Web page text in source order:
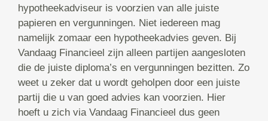
hypotheekadviseur is voorzien van alle juiste
papieren en vergunningen. Niet iedereen mag
namelijk zomaar een hypotheekadvies geven. Bij
Vandaag Financieel zijn alleen partijen aangesloten
die de juiste diploma’s en vergunningen bezitten. Zo
weet u zeker dat u wordt geholpen door een juiste
partij die u van goed advies kan voorzien. Hier
hoeft u zich via Vandaag Financieel dus geen